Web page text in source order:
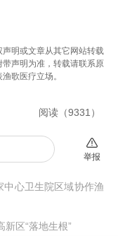
明或文章从其它网站转载
声明为准，转载请联系原
歌医疗立场。
阅读（9331）
举报
心卫生院区域协作渔
区“落地生根”